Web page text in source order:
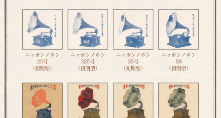
ニッポンノホン
25号
（初期型）
ニッポンノホン
325号
（初期型）
ニッポンノホン
35号
（初期型）
ニッポンノホン
50
（初期型）